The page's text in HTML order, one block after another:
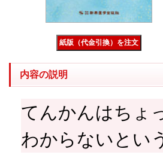
内容の説明
てんかんはちょ
わからないとい